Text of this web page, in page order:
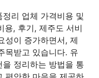
리 업체 가격비용 및
용, 후기, 제주도 서비
성이 증가하면서, 제
목받고 있습니다. 유
정리하는 방법을 통